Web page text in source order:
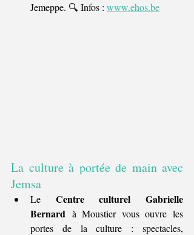
Jemeppe. 🔍 Infos : www.ehos.be
La culture à portée de main avec
Jemsa
Le Centre culturel Gabrielle
Bernard à Moustier vous ouvre les
portes de la culture : spectacles,